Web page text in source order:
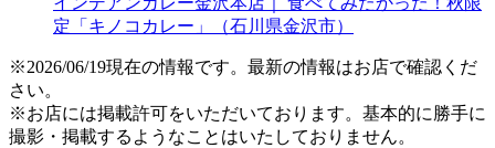
定「キノコカレー」（石川県金沢市）
※2026/06/19現在の情報です。最新の情報はお店で確認くだ
さい。
※お店には掲載許可をいただいております。基本的に勝手に
撮影・掲載するようなことはいたしておりません。